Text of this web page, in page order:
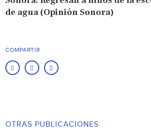
de agua (Opinión Sonora)
COMPARTIR
OTRAS PUBLICACIONES